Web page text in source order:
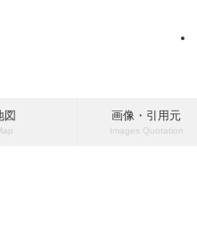
図 画像・引用元
Images Quotation